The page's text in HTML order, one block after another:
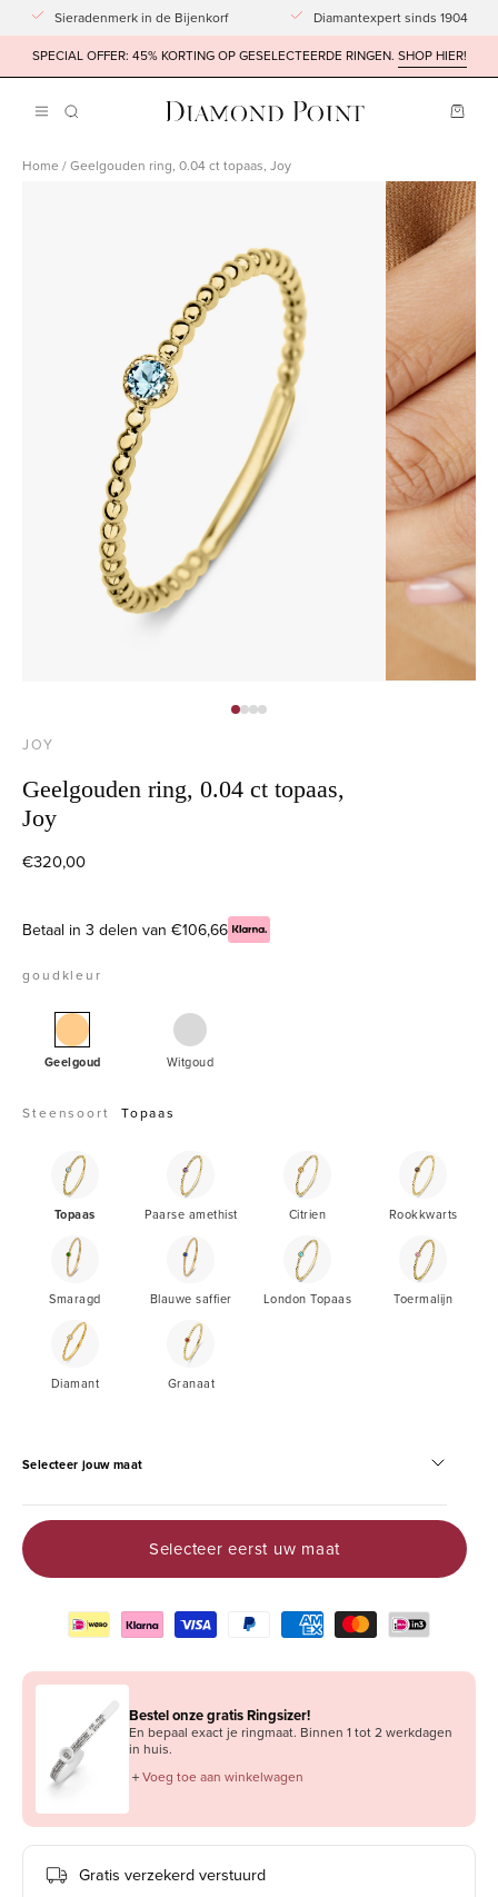
Doorgaan
naar
artikel
Sieradenmerk in de Bijenkorf
Diamantexpert sinds 1904
SPECIAL OFFER: 45% KORTING OP GESELECTEERDE RINGEN. SHOP HIER!
Navigatiemenu
ZOEKBALK
Home /Geelgouden ring, 0.04 ct topaas, Joy
openen
JOY
Geelgouden ring, 0.04 ct topaas,
Joy
€320,00
Betaal in 3 delen van €106,66
goudkleur
Geelgouden
ring,
ct
Joy
Geelgoud
Witgouden
Witgoud
Steensoort Topaas
Topaas
Topaas
Paarse
amethist
Paarse amethist
Citrien
Citrien Rookkwarts
Smaragd
Smaragd
Blauwe
saffier
Blauwe saffier
London
Topaas
London Topaas Toermalijn
Diamant
Diamant
Granaat
Granaat
Selecteer jouw maat
Selecteer eerst uw maat
Bestel onze gratis Ringsizer!
En bepaal exact je ringmaat. Binnen 1 tot 2 werkdagen
in huis.
＋Voeg toe aan winkelwagen
Gratis verzekerd verstuurd